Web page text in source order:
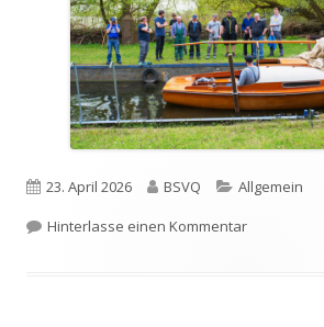
Veröffentlicht
am
23. April 2026 Autor
BSVQ Kategorien
Allgemein
Hinterlasse einen Kommentarzu Abslippen